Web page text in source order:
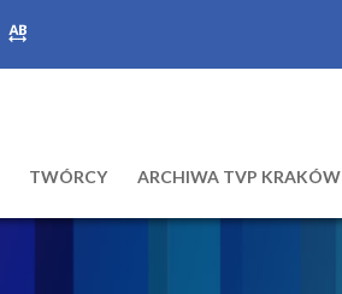
TWÓRCY ARCHIWA TVP KRAKÓW